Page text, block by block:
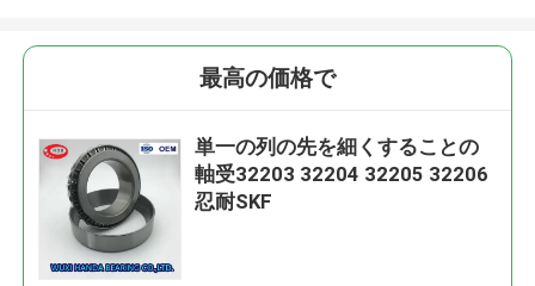
最高の価格で
単一の列の先を細くすることの
軸受32203 32204 32205 32206
忍耐SKF